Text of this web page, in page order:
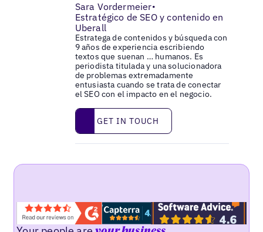
Sara Vordermeier•
Estratégico de SEO y contenido en
Uberall
Estratega de contenidos y búsqueda con
9 años de experiencia escribiendo
textos que suenan … humanos. Es
periodista titulada y una solucionadora
de problemas extremadamente
entusiasta cuando se trata de conectar
el SEO con el impacto en el negocio.
Get in touch
GET IN TOUCH